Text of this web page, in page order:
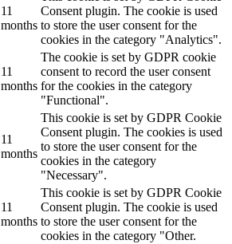
11
months
Consent plugin. The cookie is used
to store the user consent for the
cookies in the category "Analytics".
11
months
The cookie is set by GDPR cookie
consent to record the user consent
for the cookies in the category
"Functional".
11
months
This cookie is set by GDPR Cookie
Consent plugin. The cookies is used
to store the user consent for the
cookies in the category
"Necessary".
11
months
This cookie is set by GDPR Cookie
Consent plugin. The cookie is used
to store the user consent for the
cookies in the category "Other.